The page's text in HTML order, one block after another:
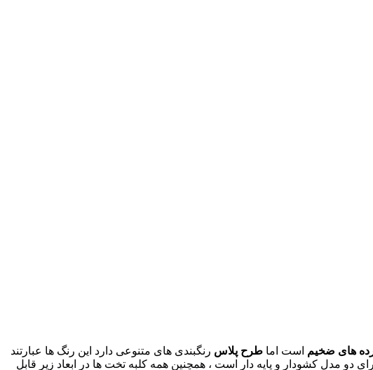
های ضخیم است اما طرح پلاس رنگبندی های متنوعی دارد این رنگ ها عبارتند
دو مدل کشودار و پایه دار است ، همچنین همه کلبه تخت ها در ابعاد زیر قابل